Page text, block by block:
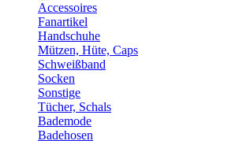
Accessoires
Fanartikel
Handschuhe
Mützen, Hüte, Caps
Schweißband
Socken
Sonstige
Tücher, Schals
Bademode
Badehosen